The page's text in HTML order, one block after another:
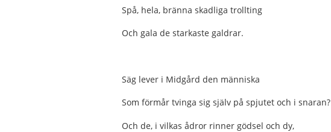
Spå, hela, bränna skadliga trollting
Och gala de starkaste galdrar.
Säg lever i Midgård den människa
Som förmår tvinga sig själv på spjutet och i snaran?
Och de, i vilkas ådror rinner gödsel och dy,